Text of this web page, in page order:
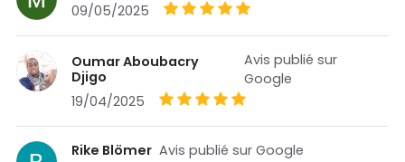
09/05/2025
Oumar Aboubacry
Djigo
Avis publié sur
Google
19/04/2025
Rike Blömer Avis publié sur Google